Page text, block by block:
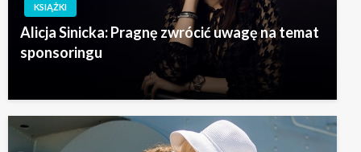
KSIĄŻKI
Alicja Sinicka: Pragnę zwrócić uwagę na temat
sponsoringu